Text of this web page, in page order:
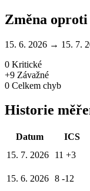
Změna
15. 6. 2026 → 15. 7.
0 Kritické
+9 Závažné
0 Celkem chyb
Historie
Datum ICS
15. 7. 2026
11 +3
15. 6. 2026 8 -12